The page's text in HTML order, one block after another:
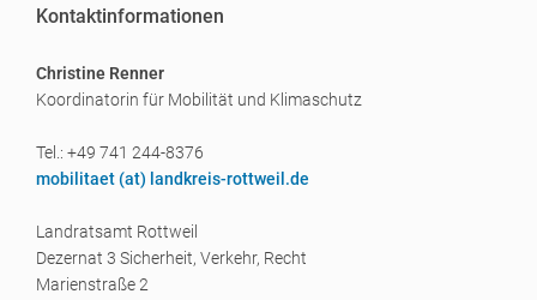
Kontaktinformationen
Christine Renner
Koordinatorin für Mobilität und Klimaschutz
Tel.: +49 741 244-8376
mobilitaet (at) landkreis-rottweil.de
Landratsamt Rottweil
Dezernat 3 Sicherheit, Verkehr, Recht
Marienstraße 2